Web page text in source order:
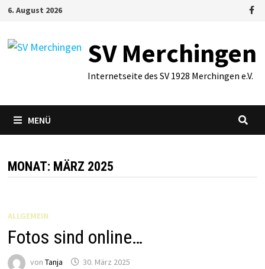
Zum
springen
6. August 2026
SV Merchingen
Internetseite des SV 1928 Merchingen e.V.
MENÜ
MONAT: MÄRZ 2025
ALLGEMEIN
Fotos sind online…
von Tanja 30. März 2025